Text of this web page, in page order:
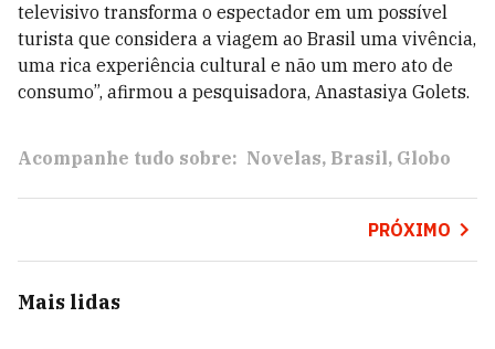
televisivo transforma o espectador em um possível
turista que considera a viagem ao Brasil uma vivência,
uma rica experiência cultural e não um mero ato de
consumo”, afirmou a pesquisadora, Anastasiya Golets.
Acompanhe tudo sobre: Novelas Brasil Globo
PRÓXIMO
Mais lidas